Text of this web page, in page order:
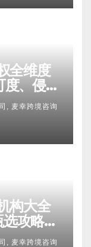
全维度
、侵权
服务商
, 麦幸跨境咨询
构大全
攻略、
详解
, 麦幸跨境咨询